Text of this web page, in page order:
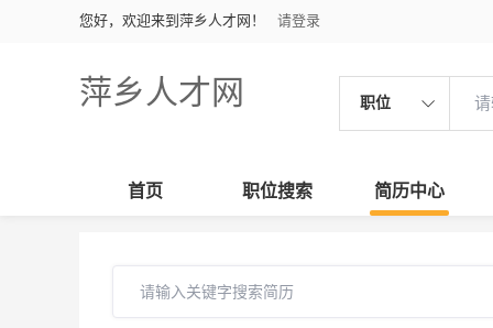
您好，欢迎来到萍乡人才网！ 请登录
萍乡人才网 职位
首页 职位搜索 简历中心